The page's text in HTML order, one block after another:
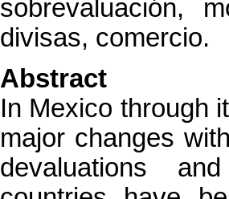
sobrevaluación,
divisas, comercio.
Abstract
In Mexico through
major changes
devaluations